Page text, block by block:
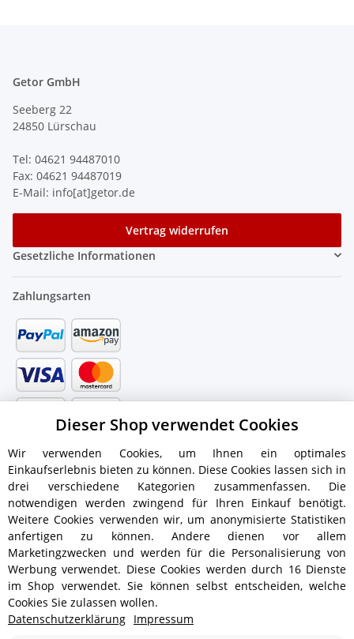
Getor GmbH
Seeberg 22
24850 Lürschau
Tel: 04621 94487010
Fax: 04621 94487019
E-Mail: info[at]getor.de
Vertrag widerrufen
Gesetzliche Informationen
Zahlungsarten
Versandinformationen
ab 5,90 € - Ab 300 € Bestellwert
Dieser Shop verwendet Cookies
Wir verwenden Cookies, um Ihnen ein optimales
Einkaufserlebnis bieten zu können. Diese Cookies lassen sich in
drei verschiedene Kategorien zusammenfassen. Die
notwendigen werden zwingend für Ihren Einkauf benötigt.
Weitere Cookies verwenden wir, um anonymisierte Statistiken
anfertigen zu können. Andere dienen vor allem
Marketingzwecken und werden für die Personalisierung von
Werbung verwendet. Diese Cookies werden durch 16 Dienste
im Shop verwendet. Sie können selbst entscheiden, welche
Cookies Sie zulassen wollen.
Datenschutzerklärung Impressum